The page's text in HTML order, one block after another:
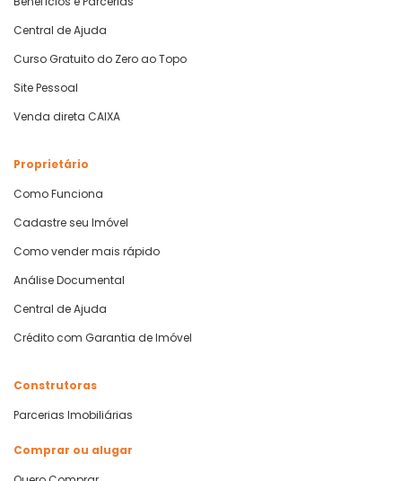
Central de Ajuda
Curso Gratuito do Zero ao Topo
Site Pessoal
Venda direta CAIXA
Proprietário
Como Funciona
Cadastre seu Imóvel
Como vender mais rápido
Análise Documental
Central de Ajuda
Crédito com Garantia de Imóvel
Construtoras
Parcerias Imobiliárias
Comprar ou alugar